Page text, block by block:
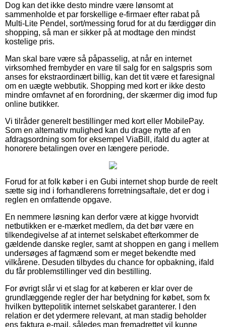
Dog kan det ikke desto mindre være lønsomt at
sammenholde et par forskellige e-firmaer efter rabat på
Multi-Lite Pendel, sort/messing forud for at du færdiggør din
shopping, så man er sikker på at modtage den mindst
kostelige pris.
Man skal bare være så påpasselig, at når en internet
virksomhed frembyder en vare til salg for en salgspris som
anses for ekstraordinært billig, kan det tit være et faresignal
om en uægte webbutik. Shopping med kort er ikke desto
mindre omfavnet af en forordning, der skærmer dig imod fup
online butikker.
Vi tilråder generelt bestillinger med kort eller MobilePay.
Som en alternativ mulighed kan du drage nytte af en
afdragsordning som for eksempel ViaBill, ifald du agter at
honorere betalingen over en længere periode.
Forud for at folk køber i en Gubi internet shop burde de reelt
sætte sig ind i forhandlerens forretningsaftale, det er dog i
reglen en omfattende opgave.
En nemmere løsning kan derfor være at kigge hvorvidt
netbutikken er e-mærket medlem, da det bør være en
tilkendegivelse af at internet selskabet efterkommer de
gældende danske regler, samt at shoppen en gang i mellem
undersøges af fagmænd som er meget bekendte med
vilkårene. Desuden tilbydes du chance for opbakning, ifald
du får problemstillinger ved din bestilling.
For øvrigt slår vi et slag for at køberen er klar over de
grundlæggende regler der har betydning for købet, som fx
hvilken byttepolitik internet selskabet garanterer. I den
relation er det ydermere relevant, at man stadig beholder
ens faktura e-mail, således man fremadrettet vil kunne